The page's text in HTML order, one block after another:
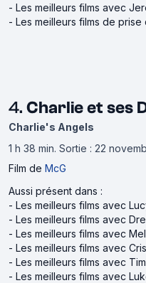
- Les meilleurs films avec
- Les meilleurs films de
4. Charlie et ses
Charlie's Angels
1 h 38 min. Sortie : 22
Film de McG
Aussi présent dans :
- Les meilleurs films avec
- Les meilleurs films avec
- Les meilleurs films avec
- Les meilleurs films avec
- Les meilleurs films avec
- Les meilleurs films avec